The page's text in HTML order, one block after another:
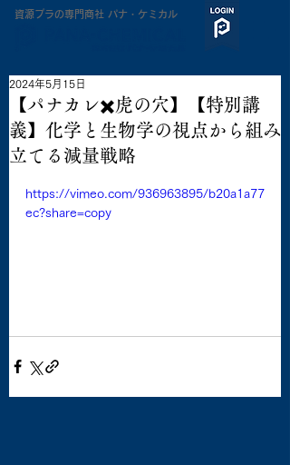
​資源プラの専門商社 パナ・ケミカル
【パナカレ✖️虎の穴】【特別講
義】化学と生物学の視点から組み
立てる減量戦略
2024年5月15日
https://vimeo.com/936963895/b20a1a77
ec?share=copy